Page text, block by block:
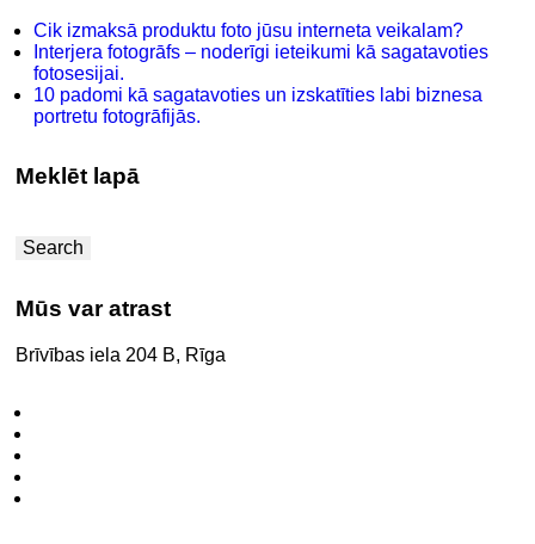
Cik izmaksā produktu foto jūsu interneta veikalam?
Interjera fotogrāfs – noderīgi ieteikumi kā sagatavoties
fotosesijai.
10 padomi kā sagatavoties un izskatīties labi biznesa
portretu fotogrāfijās.
Meklēt lapā
Search
Mūs var atrast
Brīvības iela 204 B, Rīga